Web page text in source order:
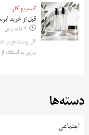
کسب و کار
قبل از خرید
2 هفته پیش
اگر پوست چرب
نیازی به استفاده
دسته‌ها
اجتماعی